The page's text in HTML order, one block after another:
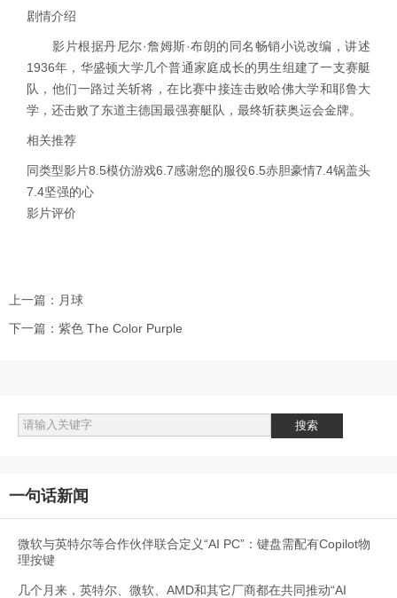
剧情介绍
影片根据丹尼尔·詹姆斯·布朗的同名畅销小说改编，讲述
1936年，华盛顿大学几个普通家庭成长的男生组建了一支赛艇
队，他们一路过关斩将，在比赛中接连击败哈佛大学和耶鲁大
学，还击败了东道主德国最强赛艇队，最终斩获奥运会金牌。
相关推荐
同类型影片8.5模仿游戏6.7感谢您的服役6.5赤胆豪情7.4锅盖头
7.4坚强的心
影片评价
上一篇： 月球
下一篇： 紫色 The Color Purple
一句话新闻
微软与英特尔等合作伙伴联合定义“AI PC”：键盘需配有Copilot物
理按键
几个月来，英特尔、微软、AMD和其它厂商都在共同推动“AI